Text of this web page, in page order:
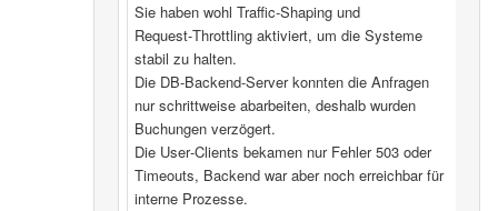
Sie haben wohl Traffic‑Shaping und
Request‑Throttling aktiviert, um die Systeme
stabil zu halten.
Die DB‑Backend-Server konnten die Anfragen
nur schrittweise abarbeiten, deshalb wurden
Buchungen verzögert.
Die User‑Clients bekamen nur Fehler 503 oder
Timeouts, Backend war aber noch erreichbar für
interne Prozesse.